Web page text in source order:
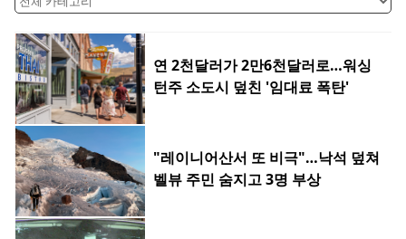
연 2천달러가 2만6천달러로…워싱
턴주 소도시 덮친 '임대료 폭탄'
"레이니어산서 또 비극"…낙석 덮쳐
벨뷰 주민 숨지고 3명 부상